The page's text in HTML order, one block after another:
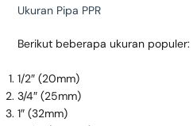
Ukuran Pipa PPR
Berikut beberapa ukuran populer:
1/2″ (20mm)
3/4″ (25mm)
1″ (32mm)